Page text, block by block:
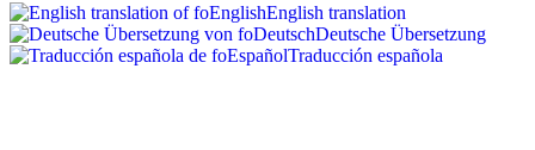
EnglishEnglish translation
DeutschDeutsche Übersetzung
EspañolTraducción española